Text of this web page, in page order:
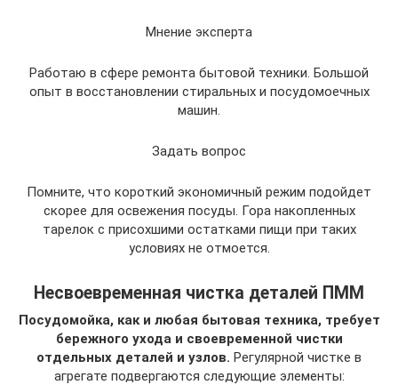
Мнение эксперта
Работаю в сфере ремонта бытовой техники. Большой
опыт в восстановлении стиральных и посудомоечных
машин.
Задать вопрос
Помните, что короткий экономичный режим подойдет
скорее для освежения посуды. Гора накопленных
тарелок с присохшими остатками пищи при таких
условиях не отмоется.
Несвоевременная чистка деталей ПММ
Посудомойка, как и любая бытовая техника, требует
бережного ухода и своевременной чистки
отдельных деталей и узлов. Регулярной чистке в
агрегате подвергаются следующие элементы: